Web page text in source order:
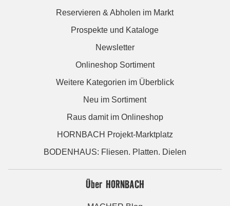
Reservieren & Abholen im Markt
Prospekte und Kataloge
Newsletter
Onlineshop Sortiment
Weitere Kategorien im Überblick
Neu im Sortiment
Raus damit im Onlineshop
HORNBACH Projekt-Marktplatz
BODENHAUS: Fliesen. Platten. Dielen
Über HORNBACH